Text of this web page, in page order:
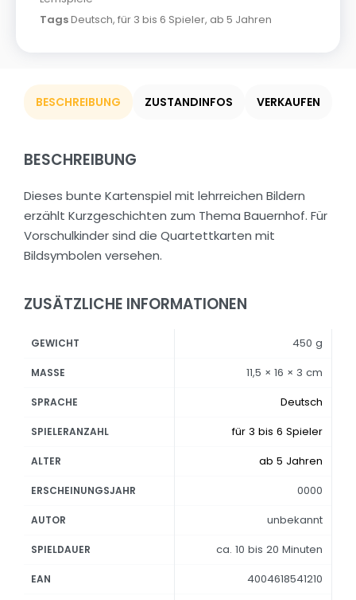
TagsDeutsch, für 3 bis 6 Spieler, ab 5 Jahren
BESCHREIBUNG ZUSTANDINFOS VERKAUFEN
BESCHREIBUNG
Dieses bunte Kartenspiel mit lehrreichen Bildern
erzählt Kurzgeschichten zum Thema Bauernhof. Für
Vorschulkinder sind die Quartettkarten mit
Bildsymbolen versehen.
ZUSÄTZLICHE INFORMATIONEN
GEWICHT 450 g
MASSE 11,5 × 16 × 3 cm
SPRACHE Deutsch
SPIELERANZAHL für 3 bis 6 Spieler
ALTER ab 5 Jahren
ERSCHEINUNGSJAHR 0000
AUTOR unbekannt
SPIELDAUER ca. 10 bis 20 Minuten
EAN 4004618541210